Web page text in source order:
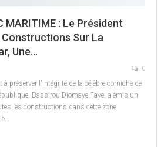
MARITIME : Le Président
Sur La
Une…
0
préserver l'intégrité de la célèbre corniche de
Bassirou Diomaye Faye, a émis un
les constructions dans cette zone
…